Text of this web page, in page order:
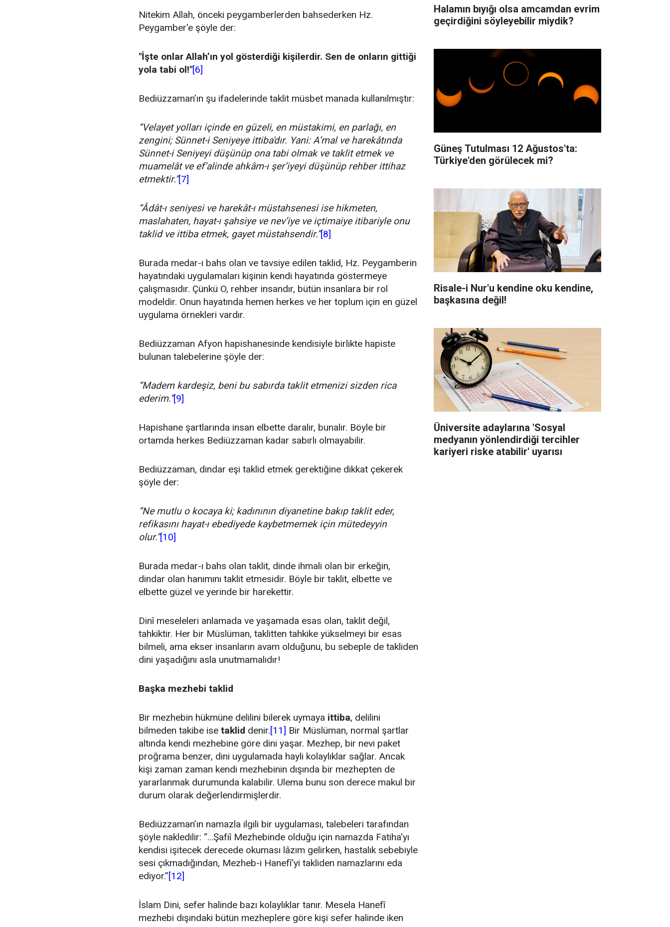
Nitekim Allah, önceki peygamberlerden bahsederken Hz.
Peygamber'e şöyle der:
"İşte onlar Allah’ın yol gösterdiği kişilerdir. Sen de onların gittiği
yola tabi ol!"[6]
Bediüzzaman’ın şu ifadelerinde taklit müsbet manada kullanılmıştır:
“Velayet yolları içinde en güzeli, en müstakimi, en parlağı, en
zengini; Sünnet-i Seniyeye ittiba'dır. Yani: A’mal ve harekâtında
Sünnet-i Seniyeyi düşünüp ona tabi olmak ve taklit etmek ve
muamelât ve ef’alinde ahkâm-ı şer’iyeyi düşünüp rehber ittihaz
etmektir.”[7]
“Âdât-ı seniyesi ve harekât-ı müstahsenesi ise hikmeten,
maslahaten, hayat-ı şahsiye ve nev’iye ve içtimaiye itibariyle onu
taklid ve ittiba etmek, gayet müstahsendir.”[8]
Burada medar-ı bahs olan ve tavsiye edilen taklid, Hz. Peygamberin
hayatındaki uygulamaları kişinin kendi hayatında göstermeye
çalışmasıdır. Çünkü O, rehber insandır, bütün insanlara bir rol
modeldir. Onun hayatında hemen herkes ve her toplum için en güzel
uygulama örnekleri vardır.
Bediüzzaman Afyon hapishanesinde kendisiyle birlikte hapiste
bulunan talebelerine şöyle der:
“Madem kardeşiz, beni bu sabırda taklit etmenizi sizden rica
ederim.”[9]
Hapishane şartlarında insan elbette daralır, bunalır. Böyle bir
ortamda herkes Bediüzzaman kadar sabırlı olmayabilir.
Bediüzzaman, dindar eşi taklid etmek gerektiğine dikkat çekerek
şöyle der:
“Ne mutlu o kocaya ki; kadınının diyanetine bakıp taklit eder,
refikasını hayat-ı ebediyede kaybetmemek için mütedeyyin
olur.”[10]
Burada medar-ı bahs olan taklit, dinde ihmali olan bir erkeğin,
dindar olan hanımını taklit etmesidir. Böyle bir taklit, elbette ve
elbette güzel ve yerinde bir harekettir.
Dinî meseleleri anlamada ve yaşamada esas olan, taklit değil,
tahkiktir. Her bir Müslüman, taklitten tahkike yükselmeyi bir esas
bilmeli, ama ekser insanların avam olduğunu, bu sebeple de takliden
dini yaşadığını asla unutmamalıdır!
Başka mezhebi taklid
Bir mezhebin hükmüne delilini bilerek uymaya ittiba, delilini
bilmeden takibe ise taklid denir.[11] Bir Müslüman, normal şartlar
altında kendi mezhebine göre dini yaşar. Mezhep, bir nevi paket
proğrama benzer, dini uygulamada hayli kolaylıklar sağlar. Ancak
kişi zaman zaman kendi mezhebinin dışında bir mezhepten de
yararlanmak durumunda kalabilir. Ulema bunu son derece makul bir
durum olarak değerlendirmişlerdir.
Bediüzzaman’ın namazla ilgili bir uygulaması, talebeleri tarafından
şöyle nakledilir: “…Şafiî Mezhebinde olduğu için namazda Fatiha'yı
kendisi işitecek derecede okuması lâzım gelirken, hastalık sebebiyle
sesi çıkmadığından, Mezheb-i Hanefî'yi takliden namazlarını eda
ediyor.”[12]
İslam Dini, sefer halinde bazı kolaylıklar tanır. Mesela Hanefî
mezhebi dışındaki bütün mezheplere göre kişi sefer halinde iken
Halamın bıyığı olsa amcamdan evrim
geçirdiğini söyleyebilir miydik?
Güneş Tutulması 12 Ağustos'ta:
Türkiye'den görülecek mi?
Risale-i Nur'u kendine oku kendine,
başkasına değil!
Üniversite adaylarına 'Sosyal
medyanın yönlendirdiği tercihler
kariyeri riske atabilir' uyarısı